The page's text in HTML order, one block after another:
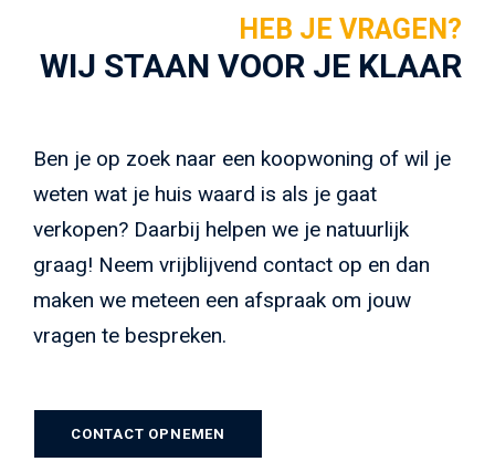
HEB JE VRAGEN?
WIJ STAAN VOOR JE KLAAR
Ben je op zoek naar een koopwoning of wil je
weten wat je huis waard is als je gaat
verkopen? Daarbij helpen we je natuurlijk
graag! Neem vrijblijvend contact op en dan
maken we meteen een afspraak om jouw
vragen te bespreken.
CONTACT OPNEMEN